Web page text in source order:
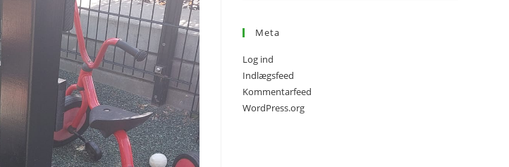
Meta
Log ind
Indlægsfeed
Kommentarfeed
WordPress.org